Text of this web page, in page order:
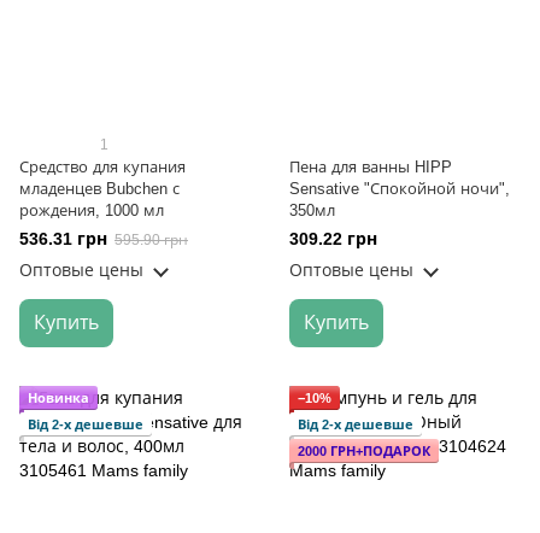
1
Средство для купания
младенцев Bubchen с
рождения, 1000 мл
536.31 грн 595.90 грн
Оптовые цены
Купить
Пена для ванны HIPP
Sensative "Спокойной ночи",
350мл
309.22 грн
Оптовые цены
Купить
Новинка
Від 2-х дешевше
−10%
Від 2-х дешевше
2000 ГРН+ПОДАРОК